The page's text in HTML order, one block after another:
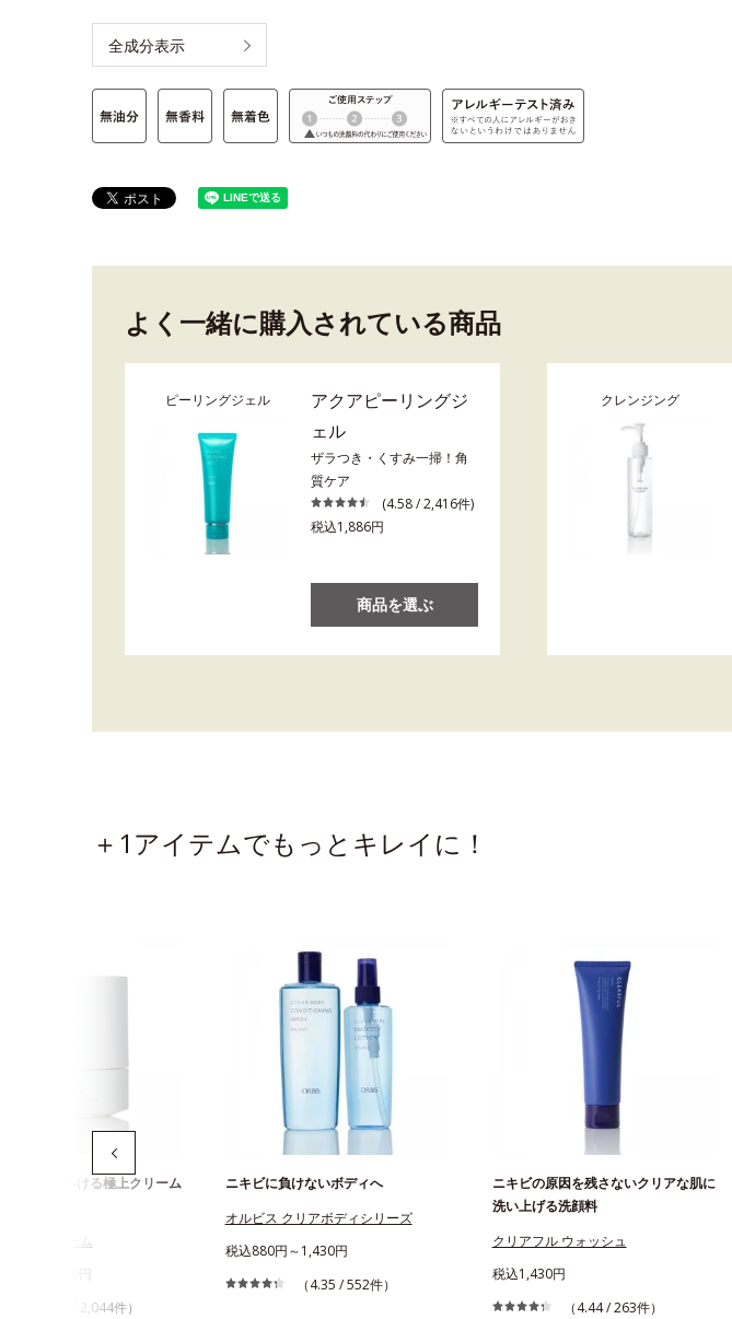
全成分表示
よく一緒に購入されている商品
ピーリングジェル
アクアピーリングジ
ェル
ザラつき・くすみ一掃！角
質ケア
(4.58 / 2,416件)
税込1,886円
商品を選ぶ
クレンジング
＋1アイテムでもっとキレイに！
とり！とろける極上クリーム
オフクリーム
円～2,530円
（3.89 / 2,044件）
ニキビに負けないボディへ
オルビス クリアボディシリーズ
税込880円～1,430円
（4.35 / 552件）
ニキビの原因を残さないクリアな肌に
洗い上げる洗顔料
クリアフル ウォッシュ
税込1,430円
（4.44 / 263件）